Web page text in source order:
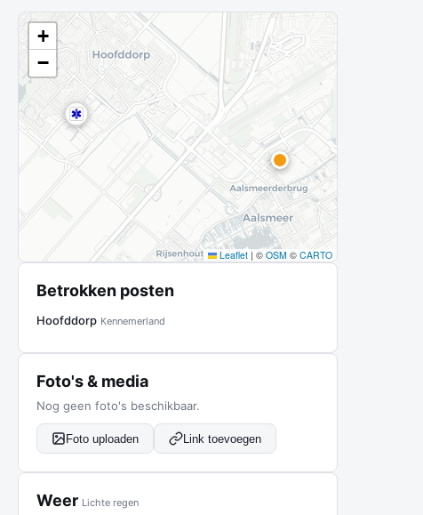
+
−
Leaflet | © OSM © CARTO
Betrokken posten
Hoofddorp Kennemerland
Foto's & media
Nog geen foto's beschikbaar.
Foto uploaden Link toevoegen
Weer Lichte regen